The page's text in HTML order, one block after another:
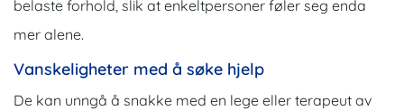
belaste forhold, slik at enkeltpersoner føler seg enda
mer alene.
Vanskeligheter med å søke hjelp
De kan unngå å snakke med en lege eller terapeut av